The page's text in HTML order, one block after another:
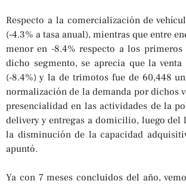
Respecto a la comercialización de
(-4.3% a tasa anual), mientras que entre
menor en -8.4% respecto a los
dicho segmento, se aprecia que la
(-8.4%) y la de trimotos fue de 60,448
normalización de la demanda por dichos
presencialidad en las actividades de la
delivery y entregas a domicilio, luego
la disminución de la capacidad
apuntó.
Ya con 7 meses concluidos del año,